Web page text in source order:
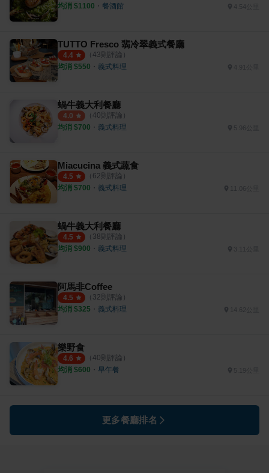
均消 $1100 ・ 餐酒館 4.54公里
TUTTO Fresco 翡冷翠義式餐廳
4.4 （ 43則評論）
均消 $550 ・ 義式料理 4.91公里
蝸牛義大利餐廳
4.0 （ 40則評論）
均消 $700 ・ 義式料理 5.96公里
Miacucina 義式蔬食
4.5 （ 62則評論）
均消 $700 ・ 義式料理
蝸牛義大利餐廳
4.5 （ 38則評論）
均消 $900 ・ 義式料理
阿馬非Coffee
4.5 （ 32則評論）
均消 $325 ・ 義式料理 14.62公里
樂野食
4.6 （ 40則評論）
均消 $600 ・ 早午餐 5.19公里
更多餐廳排名